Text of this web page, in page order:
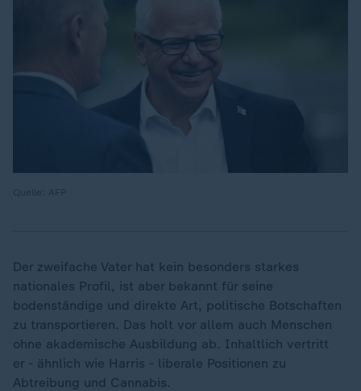
Der zweifache Vater hat kein besonders starkes
nationales Profil, ist aber bekannt für seine
bodenständige und direkte Art, politische Botschaften
zu transportieren. Das holt vor allem auch Menschen
ohne akademische Ausbildung ab. Inhaltlich vertritt
er - ähnlich wie Harris - liberale Positionen zu
Abtreibung und Cannabis.